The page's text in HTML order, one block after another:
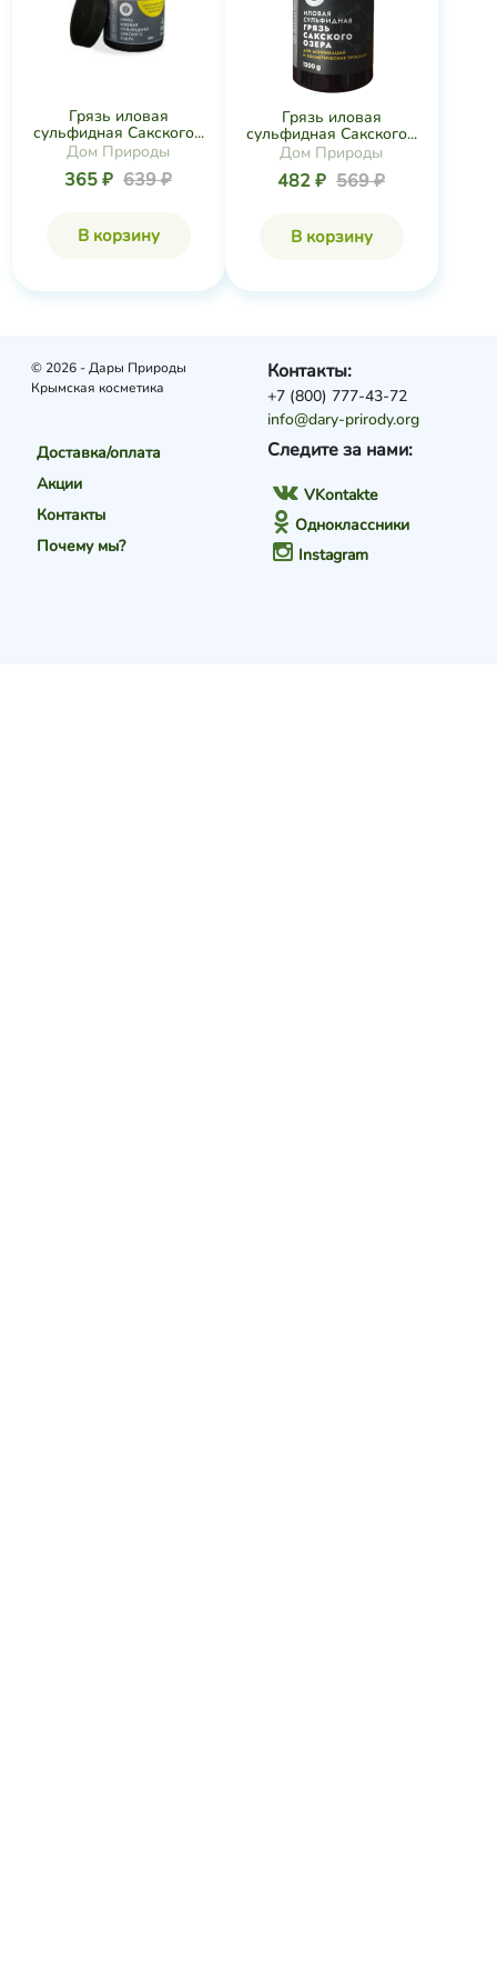
Грязь иловая
сульфидная Сакского...
Дом Природы
365 ₽ 639 ₽
В корзину
Грязь иловая
сульфидная Сакского...
Дом Природы
482 ₽ 569 ₽
В корзину
© 2026 - Дары Природы
Крымская косметика
Доставка/оплата
Акции
Контакты
Почему мы?
Следите за нами:
VKontakte
Одноклассники
Instagram
Контакты:
+7 (800) 777-43-72
info@dary-prirody.org